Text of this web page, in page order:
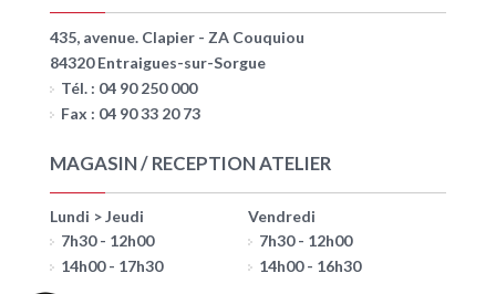
435, avenue. Clapier - ZA Couquiou
84320 Entraigues-sur-Sorgue
Tél. : 04 90 250 000
Fax : 04 90 33 20 73
MAGASIN / RECEPTION ATELIER
Lundi > Jeudi
7h30 - 12h00
14h00 - 17h30
Vendredi
7h30 - 12h00
14h00 - 16h30